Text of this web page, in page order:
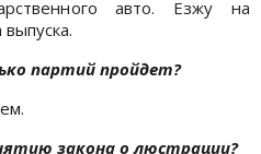
авто. Езжу на
партий пройдет?
закона о люстрации?